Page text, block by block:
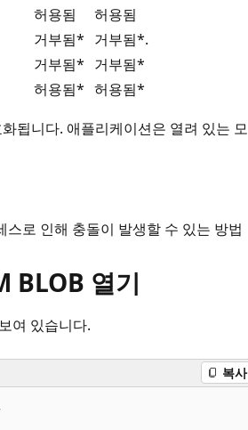
허용됨
허용됨
거부됨* 거부됨*.
거부됨* 거부됨*
허용됨* 허용됨*
됩니다. 애플리케이션은 열려 있는 모
스로 인해 충돌이 발생할 수 있는 방법
BLOB 열기
여 있습니다.
복사